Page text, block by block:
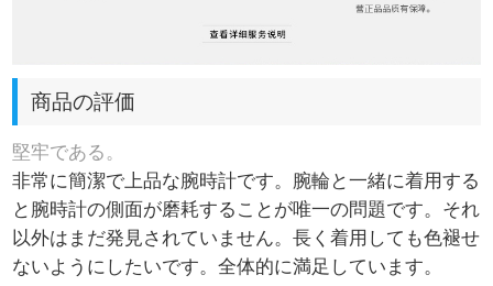
商品の評価
堅牢である。
非常に簡潔で上品な腕時計です。腕輪と一緒に着用する
と腕時計の側面が磨耗することが唯一の問題です。それ
以外はまだ発見されていません。長く着用しても色褪せ
ないようにしたいです。全体的に満足しています。